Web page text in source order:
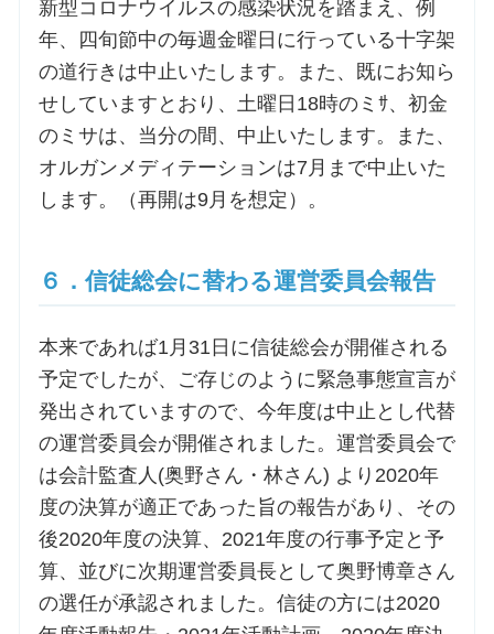
新型コロナウイルスの感染状況を踏まえ、例
年、四旬節中の毎週金曜日に行っている十字架
の道行きは中止いたします。また、既にお知ら
せしていますとおり、土曜日18時のミｻ、初金
のミサは、当分の間、中止いたします。また、
オルガンメディテーションは7月まで中止いた
します。（再開は9月を想定）。
６．信徒総会に替わる運営委員会報告
本来であれば1月31日に信徒総会が開催される
予定でしたが、ご存じのように緊急事態宣言が
発出されていますので、今年度は中止とし代替
の運営委員会が開催されました。運営委員会で
は会計監査人(奥野さん・林さん) より2020年
度の決算が適正であった旨の報告があり、その
後2020年度の決算、2021年度の行事予定と予
算、並びに次期運営委員長として奥野博章さん
の選任が承認されました。信徒の方には2020